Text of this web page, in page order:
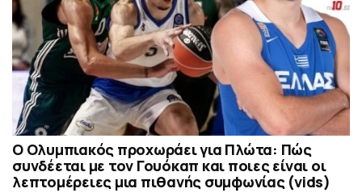
Ο Ολυμπιακός προχωράει για Πλώτα: Πώς
συνδέεται με τον Γουόκαπ και ποιες είναι οι
λεπτομέρειες μια πιθανής συμφωνίας (vids)